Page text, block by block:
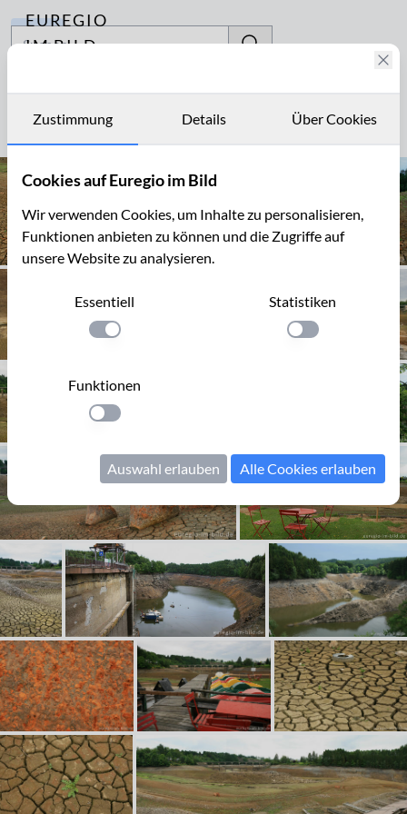
EUREGIO
IM BILD
Archiv
Kontakt
Archiv
Zustimmung Details Über Cookies
Cookies auf Euregio im Bild
Wir verwenden Cookies, um Inhalte zu personalisieren,
Funktionen anbieten zu können und die Zugriffe auf
unsere Website zu analysieren.
Essentiell
Einstellung anwenden
Statistiken
Einstellung
Funktionen
Einstellung anwenden
Auswahl erlauben Alle Cookies erlauben